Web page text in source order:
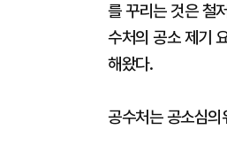
를 꾸리는 것은 철
수처의 공소 제기
해왔다.
공수처는 공소심